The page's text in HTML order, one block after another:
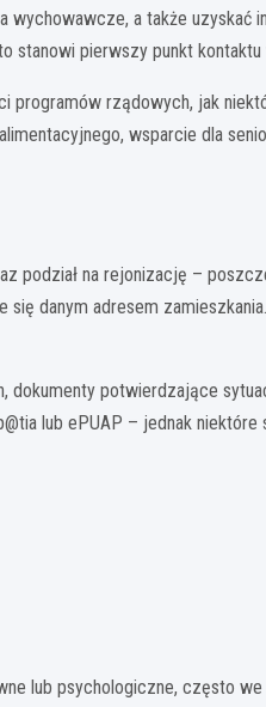
wychowawcze, a także uzyskać
stanowi pierwszy punkt
rządowych, jak
wsparcie dla
podział na rejonizację –
danym adresem
dokumenty potwierdzające
lub ePUAP – jednak niektóre
lub psychologiczne, często